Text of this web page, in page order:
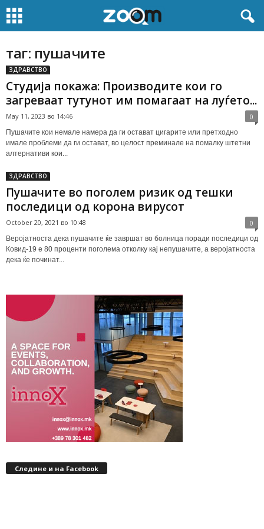
таг: пушачите
ЗДРАВСТВО
Студија покажа: Производите кои го
загреваат тутунот им помагаат на луѓето...
May 11, 2023 во 14:46 0
Пушачите кои немале намера да ги остават цигарите или претходно
имале проблеми да ги остават, во целост преминале на помалку штетни
алтернативи кои...
ЗДРАВСТВО
Пушачите во поголем ризик од тешки
последици од корона вирусот
October 20, 2021 во 10:48 0
Веројатноста дека пушачите ќе завршат во болница поради последици од
Ковид-19 е 80 проценти поголема отколку кај непушачите, а веројатноста
дека ќе починат...
Следине и на Facebook